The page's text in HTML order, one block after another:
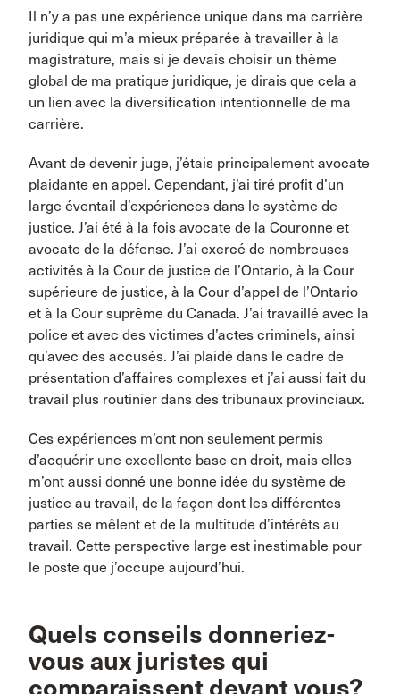
Il n’y a pas une expérience unique dans ma carrière
juridique qui m’a mieux préparée à travailler à la
magistrature, mais si je devais choisir un thème
global de ma pratique juridique, je dirais que cela a
un lien avec la diversification intentionnelle de ma
carrière.
Avant de devenir juge, j’étais principalement avocate
plaidante en appel. Cependant, j’ai tiré profit d’un
large éventail d’expériences dans le système de
justice. J’ai été à la fois avocate de la Couronne et
avocate de la défense. J’ai exercé de nombreuses
activités à la Cour de justice de l’Ontario, à la Cour
supérieure de justice, à la Cour d’appel de l’Ontario
et à la Cour suprême du Canada. J’ai travaillé avec la
police et avec des victimes d’actes criminels, ainsi
qu’avec des accusés. J’ai plaidé dans le cadre de
présentation d’affaires complexes et j’ai aussi fait du
travail plus routinier dans des tribunaux provinciaux.
Ces expériences m’ont non seulement permis
d’acquérir une excellente base en droit, mais elles
m’ont aussi donné une bonne idée du système de
justice au travail, de la façon dont les différentes
parties se mêlent et de la multitude d’intérêts au
travail. Cette perspective large est inestimable pour
le poste que j’occupe aujourd’hui.
Quels conseils donneriez-
vous aux juristes qui